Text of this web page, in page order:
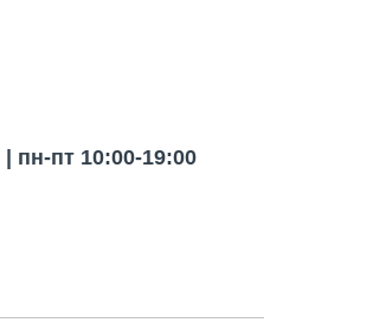
| пн-пт 10:00-19:00